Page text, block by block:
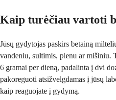
Kaip turėčiau vartoti
Jūsų gydytojas paskirs betainą
vandeniu, sultimis, pienu ar mišiniu.
6 gramai per dieną, padalinta į dvi
pakoreguoti atsižvelgdamas į jūsų
kaip reaguojate į gydymą.